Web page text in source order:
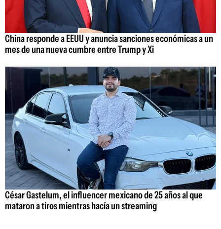
China responde a EEUU y anuncia sanciones económicas a un
mes de una nueva cumbre entre Trump y Xi
César Gastelum, el influencer mexicano de 25 años al que
mataron a tiros mientras hacía un streaming